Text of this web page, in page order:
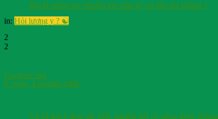
Bột lá móng tay nhuộm tóc màu gì, có độc hại không ?
in: Hỏi lương y ? ☯️
2
2
Cayhuoc org
6 years, 4 months trước
Củ hà thủ ô đem sấy khô, nghiền bột có uống được không